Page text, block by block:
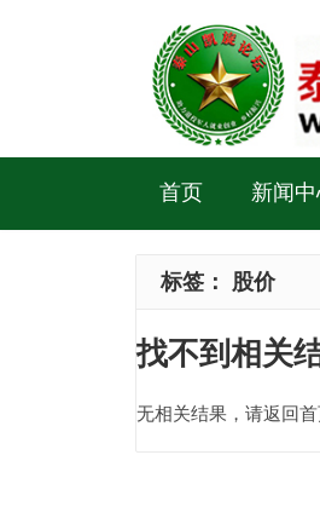
首页 新闻
标签： 股价
找不到相关
无相关结果，请返回